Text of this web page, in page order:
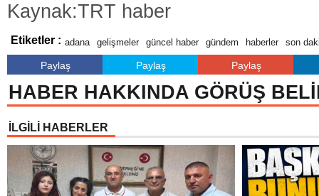
Kaynak:TRT haber
Etiketler : adana gelişmeler güncel haber gündem haberler son
Paylaş Paylaş Paylaş
HABER HAKKINDA GÖRÜŞ
İLGİLİ HABERLER